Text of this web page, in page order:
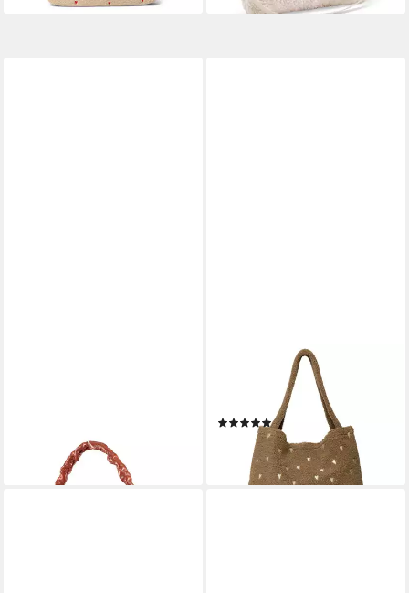
lieferbar - in 2-3 Werktagen bei dir
STUDIO NOOS
Schultertasche Tasche
TEDDY HEARTS MOM-BAG
(2)
59,95 €
lieferbar - in 2-3 Werktagen bei dir